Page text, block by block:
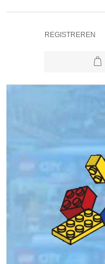
REGISTREREN